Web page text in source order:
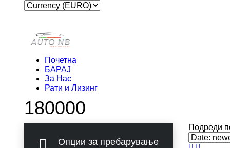
Почетна
БАРАЈ
За Нас
Рати и Лизинг
180000
Опции за пребарување
Подреди